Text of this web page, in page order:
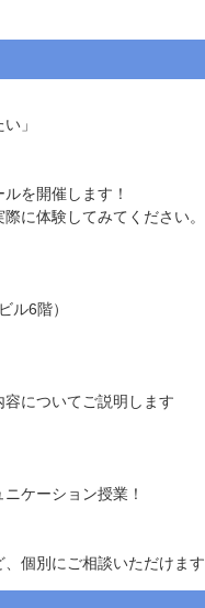
」
を開催します！
に体験してみてください。
ル6階）
についてご説明します
ケーション授業！
個別にご相談いただけます